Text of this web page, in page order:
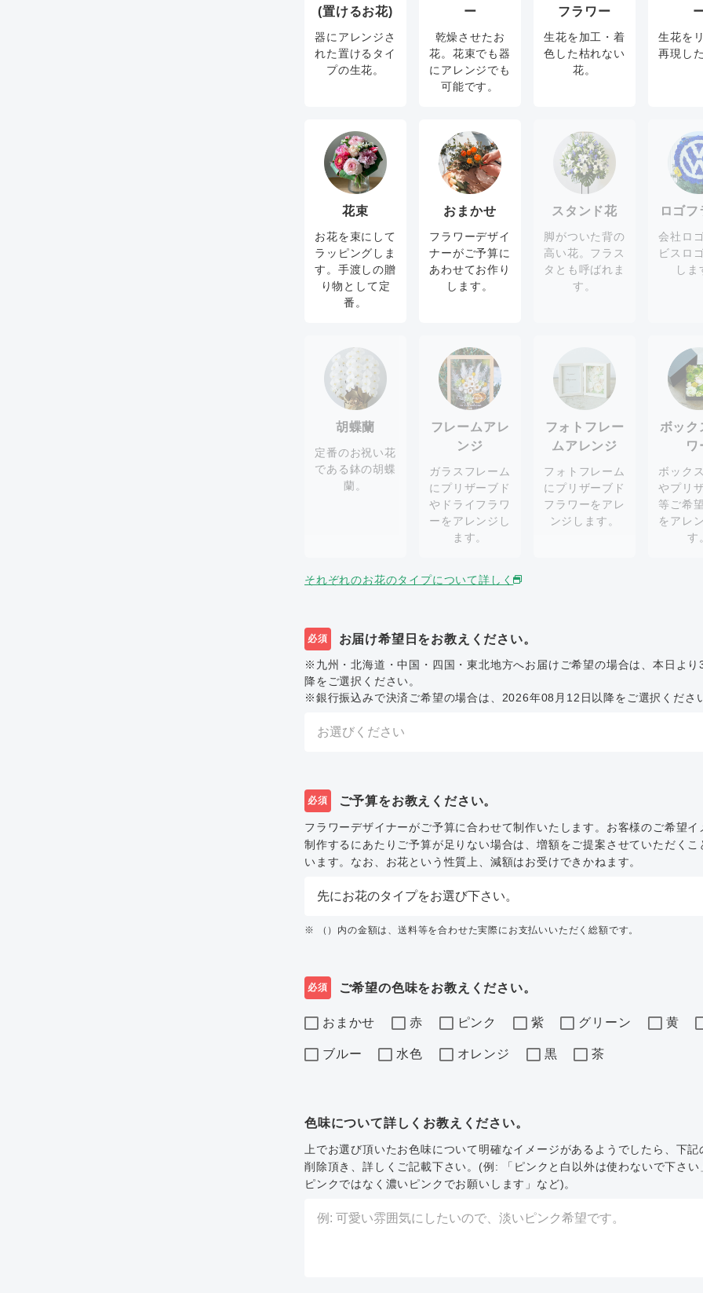
(置けるお花)
器にアレンジさ
れた置けるタイ
プの生花。
ー
乾燥させたお
花。花束でも器
にアレンジでも
可能です。
フラワー
生花を加工・着
色した枯れない
花。
生花を
再現し
花束
お花を束にして
ラッピングしま
す。手渡しの贈
り物として定
番。
おまかせ
フラワーデザイ
ナーがご予算に
あわせてお作り
します。
スタンド花
脚がついた背の
高い花。フラス
タとも呼ばれま
す。
ロゴフ
会社ロ
ビスロ
しま
胡蝶蘭
定番のお祝い花
である鉢の胡蝶
蘭。
フレームアレ
ンジ
ガラスフレーム
にプリザーブド
やドライフラワ
ーをアレンジし
ます。
フォトフレー
ムアレンジ
フォトフレーム
にプリザーブド
フラワーをアレ
ンジします。
ボック
ワ
ボック
やプリ
等ご希
をアレ
す
それぞれのお花のタイプについて詳しく
必須 お届け希望日をお教えください。
※九州・北海道・中国・四国・東北地方へお届けご希望の場合は、本日より
降をご選択ください。
※銀行振込みで決済ご希望の場合は、2026年08月12日以降をご選択くださ
必須 ご予算をお教えください。
フラワーデザイナーがご予算に合わせて制作いたします。お客様のご希望イ
制作するにあたりご予算が足りない場合は、増額をご提案させていただくこ
います。なお、お花という性質上、減額はお受けできかねます。
※ （）内の金額は、送料等を合わせた実際にお支払いいただく総額です。
必須 ご希望の色味をお教えください。
おまかせ 赤 ピンク 紫 グリーン 黄
ブルー 水色 オレンジ 黒 茶
色味について詳しくお教えください。
上でお選び頂いたお色味について明確なイメージがあるようでしたら、下記
削除頂き、詳しくご記載下さい。(例: 「ピンクと白以外は使わないで下さい
ピンクではなく濃いピンクでお願いします」など)。